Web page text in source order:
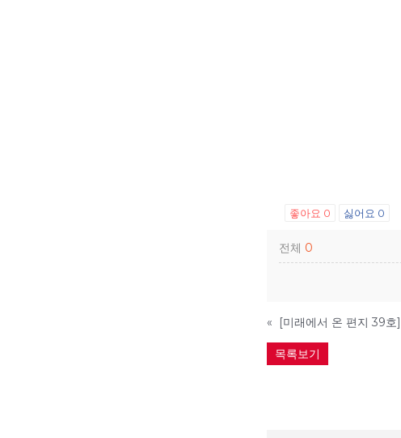
좋아요 0 싫어요 0
전체 0
«
목록보기